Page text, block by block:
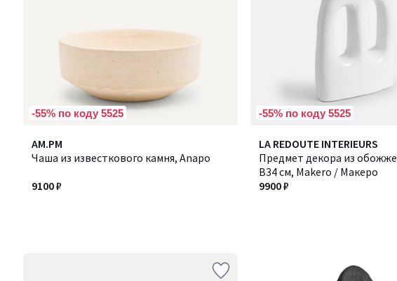
-55% по коду 5525
AM.PM
Чаша из известкового камня, Anapo
9100 ₽
-55% по коду 5525
LA REDOUTE INTERIEURS
Предмет декора из
В34 см, Makero / Макеро
9900 ₽